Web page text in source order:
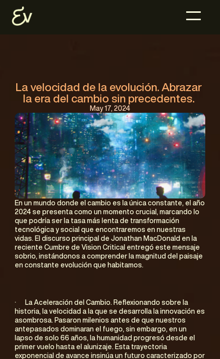
La velocidad de la evolución. Abrazar
la era del cambio sin precedentes.
May 17, 2024
En un mundo donde el cambio es la única constante, el año
2024 se presenta como un momento crucial, marcando lo
que podría ser la tasa más lenta de transformación
tecnológica y social que encontraremos en nuestras
vidas. El discurso principal de Jonathan MacDonald en la
reciente Cumbre de Vision Critical entregó este mensaje
sobrio, instándonos a comprender la magnitud del paisaje
en constante evolución que habitamos.
·      La Aceleración del Cambio. Reflexionando sobre la
historia, la velocidad a la que se desarrolla la innovación es
asombrosa. Pasaron milenios antes de que nuestros
antepasados dominaran el fuego, sin embargo, en un
lapso de solo 66 años, la humanidad progresó desde el
primer vuelo hasta el alunizaje. Esta trayectoria
exponencial de avance insinúa un futuro caracterizado por